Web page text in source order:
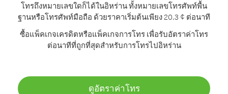
โทรถึงหมายเลขใดก็ได้ในอิหร่าน ทั้งหมายเลขโทรศัพท์พื้น
ฐานหรือโทรศัพท์มือถือ ด้วยราคาเริ่มต้นเพียง 20.3 ¢ ต่อนาที
ซื้อแพ็คเกจเครดิตหรือแพ็คเกจการโทร เพื่อรับอัตราค่าโทร
ต่อนาทีที่ถูกที่สุดสำหรับการโทรไปอิหร่าน
ดูอัตราค่าโทร